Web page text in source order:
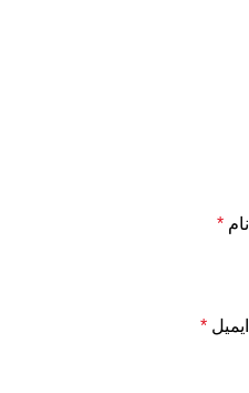
نام *
ایمیل *